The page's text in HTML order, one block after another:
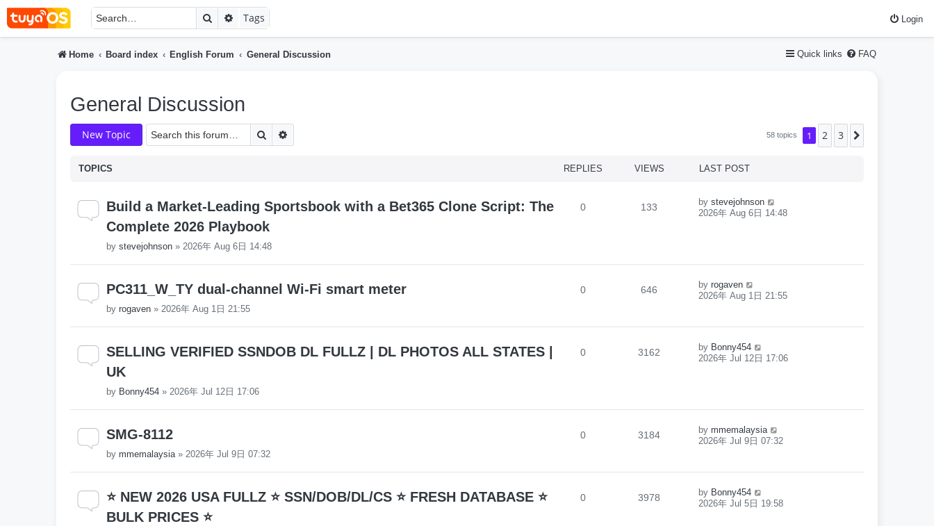
Login
SearchAdvanced search
Tags
Quick links FAQ
Home Board index English Forum General Discussion
General Discussion
New Topic Search 58 topics 1 2 3
TOPICS REPLIES VIEWS LAST POST
Build a Market-Leading Sportsbook with a Bet365 Clone Script: The
Complete 2026 Playbook
by stevejohnson » 2026年 Aug 6日 14:48
0 133 by stevejohnson
2026年 Aug 6日 14:48
PC311_W_TY dual-channel Wi-Fi smart meter
by rogaven » 2026年 Aug 1日 21:55
0 646 by rogaven
2026年 Aug 1日 21:55
SELLING VERIFIED SSNDOB DL FULLZ | DL PHOTOS ALL STATES |
UK
by Bonny454 » 2026年 Jul 12日 17:06
0 3162 by Bonny454
2026年 Jul 12日 17:06
SMG-8112
by mmemalaysia» 2026年 Jul 9日 07:32
0 3184 by mmemalaysia
2026年 Jul 9日 07:32
⭐ NEW 2026 USA FULLZ ⭐ SSN/DOB/DL/CS ⭐ FRESH DATABASE ⭐
BULK PRICES ⭐
0 3978 by Bonny454
2026年 Jul 5日 19:58